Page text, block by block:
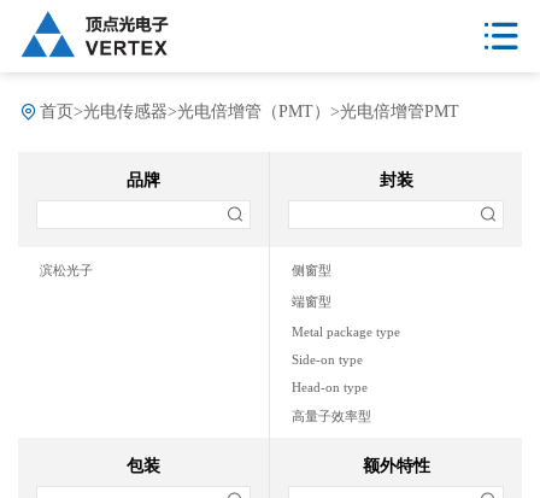
首页 >光电传感器>光电倍增管（PMT） >光电倍增管PMT
品牌
滨松光子
封装
侧窗型
端窗型
Metal package type
Side-on type
Head-on type
高量子效率型
包装 额外特性